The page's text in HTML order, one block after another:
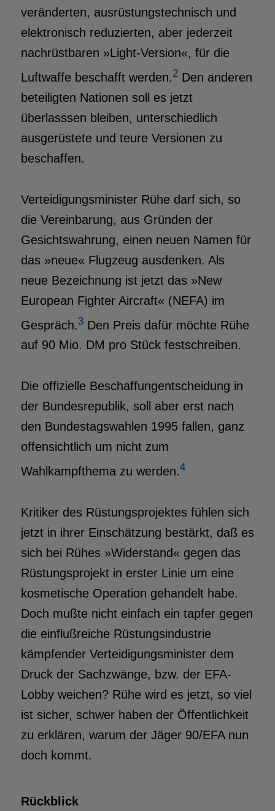
veränderten, ausrüstungstechnisch und
elektronisch reduzierten, aber jederzeit
nachrüstbaren »Light-Version«, für die
Luftwaffe beschafft werden.2Den anderen
beteiligten Nationen soll es jetzt
überlasssen bleiben, unterschiedlich
ausgerüstete und teure Versionen zu
beschaffen.
Verteidigungsminister Rühe darf sich, so
die Vereinbarung, aus Gründen der
Gesichtswahrung, einen neuen Namen für
das »neue« Flugzeug ausdenken. Als
neue Bezeichnung ist jetzt das »New
European Fighter Aircraft« (NEFA) im
Gespräch. 3Den Preis dafür möchte Rühe
auf 90 Mio. DM pro Stück festschreiben.
Die offizielle Beschaffungentscheidung in
der Bundesrepublik, soll aber erst nach
den Bundestagswahlen 1995 fallen, ganz
offensichtlich um nicht zum
Wahlkampfthema zu werden.4
Kritiker des Rüstungsprojektes fühlen sich
jetzt in ihrer Einschätzung bestärkt, daß es
sich bei Rühes »Widerstand« gegen das
Rüstungsprojekt in erster Linie um eine
kosmetische Operation gehandelt habe.
Doch mußte nicht einfach ein tapfer gegen
die einflußreiche Rüstungsindustrie
kämpfender Verteidigungsminister dem
Druck der Sachzwänge, bzw. der EFA-
Lobby weichen? Rühe wird es jetzt, so viel
ist sicher, schwer haben der Öffentlichkeit
zu erklären, warum der Jäger 90/EFA nun
doch kommt.
Rückblick